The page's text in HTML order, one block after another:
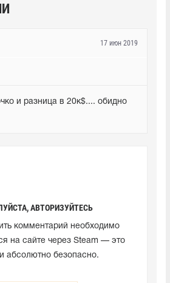
17 июн 2019
и разница в 20к$.... обидно
АВТОРИЗУЙТЕСЬ
комментарий необходимо
на сайте через Steam — это
абсолютно безопасно.